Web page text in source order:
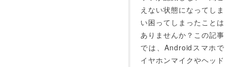
えない状態になってしま
い困ってしまったことは
ありませんか？この記事
では、Androidスマホで
イヤホンマイクやヘッド